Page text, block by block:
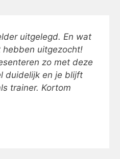
uitgelegd. En wat
uitgezocht!
zo met deze
duidelijk en je blijft
trainer. Kortom